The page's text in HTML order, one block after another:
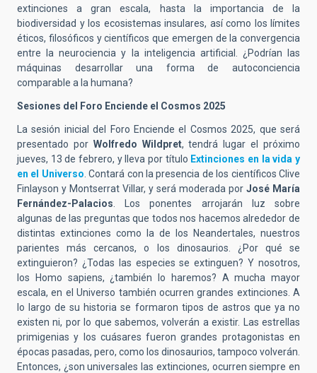
extinciones a gran escala, hasta la importancia de la
biodiversidad y los ecosistemas insulares, así como los límites
éticos, filosóficos y científicos que emergen de la convergencia
entre la neurociencia y la inteligencia artificial. ¿Podrían las
máquinas desarrollar una forma de autoconciencia
comparable a la humana?
Sesiones del Foro Enciende el Cosmos 2025
La sesión inicial del Foro Enciende el Cosmos 2025, que será
presentado por Wolfredo Wildpret, tendrá lugar el próximo
jueves, 13 de febrero, y lleva por título Extinciones en la vida y
en el Universo . Contará con la presencia de los científicos Clive
Finlayson y Montserrat Villar, y será moderada por José María
Fernández-Palacios . Los ponentes arrojarán luz sobre
algunas de las preguntas que todos nos hacemos alrededor de
distintas extinciones como la de los Neandertales, nuestros
parientes más cercanos, o los dinosaurios. ¿Por qué se
extinguieron? ¿Todas las especies se extinguen? Y nosotros,
los Homo sapiens, ¿también lo haremos? A mucha mayor
escala, en el Universo también ocurren grandes extinciones. A
lo largo de su historia se formaron tipos de astros que ya no
existen ni, por lo que sabemos, volverán a existir. Las estrellas
primigenias y los cuásares fueron grandes protagonistas en
épocas pasadas, pero, como los dinosaurios, tampoco volverán.
Entonces, ¿son universales las extinciones, ocurren siempre en